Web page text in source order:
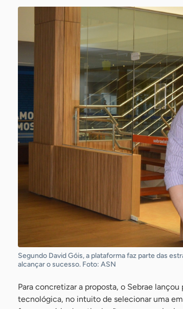
Segundo David Góis, a plataforma faz parte das
alcançar o sucesso. Foto: ASN
Para concretizar a proposta, o Sebrae
tecnológica, no intuito de selecionar uma